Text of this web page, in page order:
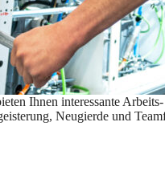
Ihnen interessante
Neugierde und